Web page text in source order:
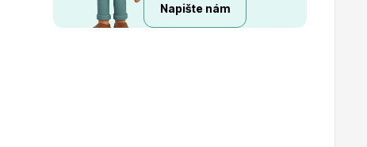
Napište nám